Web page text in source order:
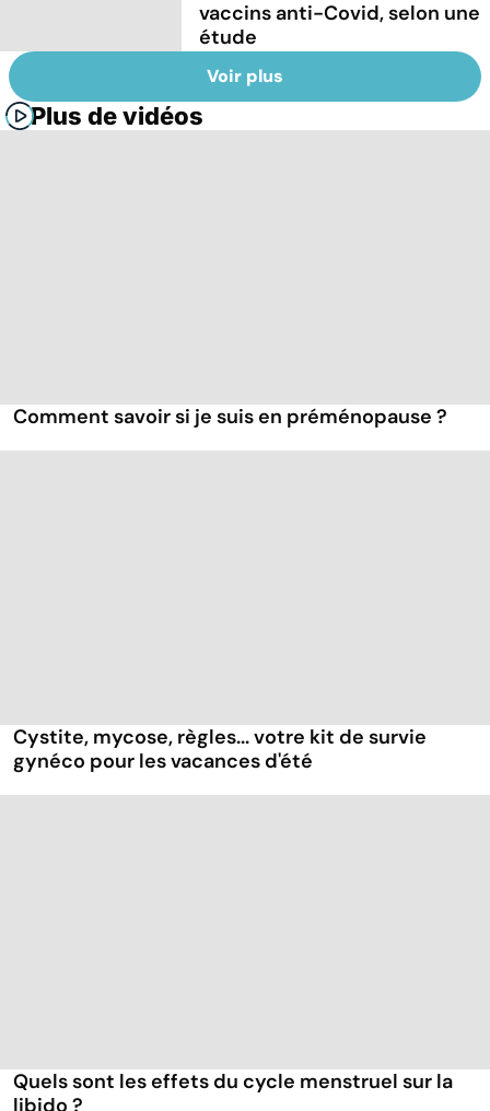
vaccins anti-Covid, selon une
étude
Voir plus
Plus de vidéos
Comment savoir si je suis en préménopause ?
Cystite, mycose, règles... votre kit de survie
gynéco pour les vacances d'été
Quels sont les effets du cycle menstruel sur la